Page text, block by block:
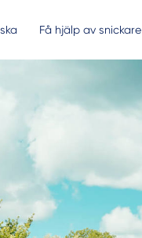
Få hjälp av snickare